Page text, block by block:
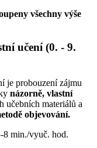
všechny výše
učení (0. - 9.
je probouzení zájmu
názorně, vlastní
učebních materiálů a
objevování.
8 min./vyuč. hod.